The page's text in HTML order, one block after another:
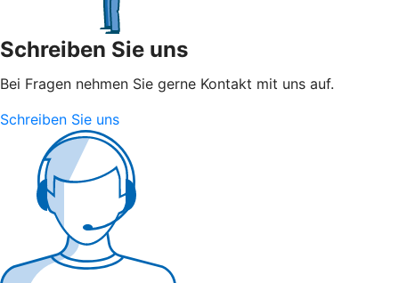
Schreiben Sie uns
Bei Fragen nehmen Sie gerne Kontakt mit uns auf.
Schreiben Sie uns